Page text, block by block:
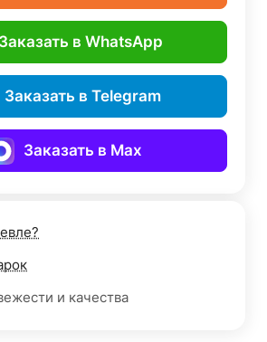
Заказать в WhatsApp
Заказать в Telegram
Заказать в Max
и качества